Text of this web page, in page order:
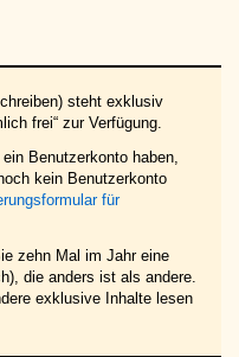
steht exklusiv
frei“ zur Verfügung.
Benutzerkonto haben,
kein Benutzerkonto
für
zehn Mal im Jahr eine
die anders ist als andere.
exklusive Inhalte lesen